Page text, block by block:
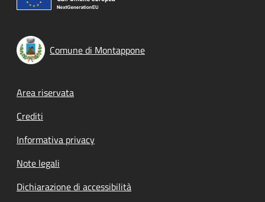
Comune di Montappone
Footer menu
Area riservata
Crediti
Informativa privacy
Note legali
Dichiarazione di accessibilità